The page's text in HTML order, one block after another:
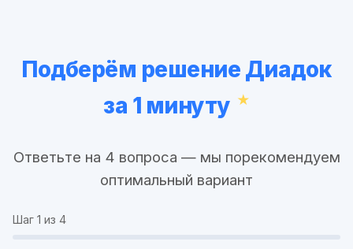
Подберём решение Диадок
за 1 минуту
Ответьте на 4 вопроса — мы порекомендуем
оптимальный вариант
Шаг 1 из 4